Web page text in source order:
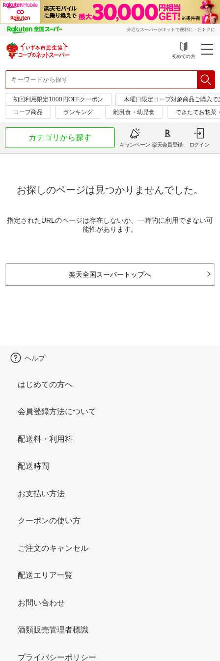
身近なスーパーがネットで便利に・おトクに
初めての方
初回利用限定1000円OFFクーポン
木曜日限定コープ対象商品ご購入
コープ商品
ランキング 離乳食・幼児食 できたてお惣菜
カテゴリから探す
キャンペーン 楽天会員登録 ログイン
お探しのページは見つかりませんでした。
指定されたURLのページは存在しないか、一時的に利用できない可
能性があります。
楽天全国スーパートップへ
ヘルプ
はじめての方へ
会員登録方法について
配送料・利用料
配送時間
お支払い方法
クーポンの使い方
ご注文のキャンセル
配送エリア一覧
お問い合わせ
酒類販売管理者標識
プライバシーポリシー